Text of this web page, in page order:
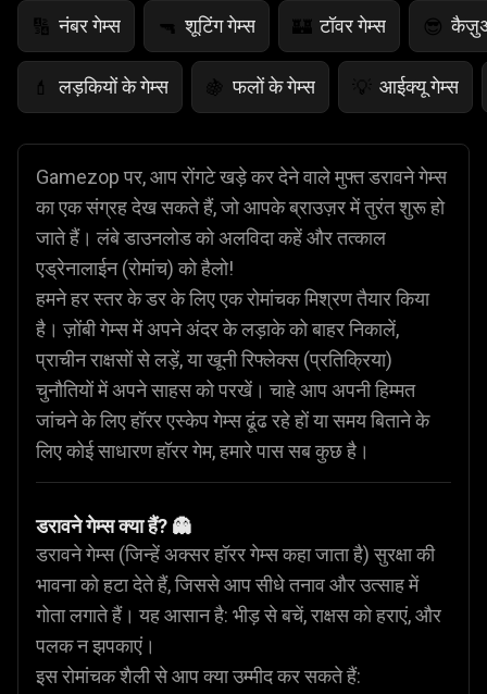
🔢 नंबर गेम्स 🔫 शूटिंग गेम्स 🏰 टॉवर गेम्स 😎
💄 लड़कियों के गेम्स 🍇 फलों के गेम्स 💡 आईक्यू गेम्स
Gamezop पर, आप रोंगटे खड़े कर देने वाले मुफ्त डरावने गेम्स
का एक संग्रह देख सकते हैं, जो आपके ब्राउज़र में तुरंत शुरू हो
जाते हैं। लंबे डाउनलोड को अलविदा कहें और तत्काल
एड्रेनालाईन (रोमांच) को हैलो!
हमने हर स्तर के डर के लिए एक रोमांचक मिश्रण तैयार किया
है। ज़ोंबी गेम्स में अपने अंदर के लड़ाके को बाहर निकालें,
प्राचीन राक्षसों से लड़ें, या खूनी रिफ्लेक्स (प्रतिक्रिया)
चुनौतियों में अपने साहस को परखें। चाहे आप अपनी हिम्मत
जांचने के लिए हॉरर एस्केप गेम्स ढूंढ रहे हों या समय बिताने के
लिए कोई साधारण हॉरर गेम, हमारे पास सब कुछ है।
डरावने गेम्स क्या हैं? 👻
डरावने गेम्स (जिन्हें अक्सर हॉरर गेम्स कहा जाता है) सुरक्षा की
भावना को हटा देते हैं, जिससे आप सीधे तनाव और उत्साह में
गोता लगाते हैं। यह आसान है: भीड़ से बचें, राक्षस को हराएं, और
पलक न झपकाएं।
इस रोमांचक शैली से आप क्या उम्मीद कर सकते हैं: